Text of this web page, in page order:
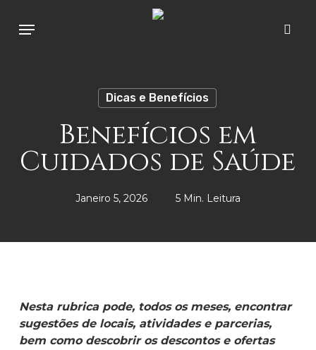
Menu
Dicas e Benefícios
Benefícios em
Cuidados de Saúde
Janeiro 5, 2026 5 Min. Leitura
Nesta rubrica pode, todos os meses, encontrar
sugestões de locais, atividades e parcerias,
bem como descobrir os descontos e ofertas